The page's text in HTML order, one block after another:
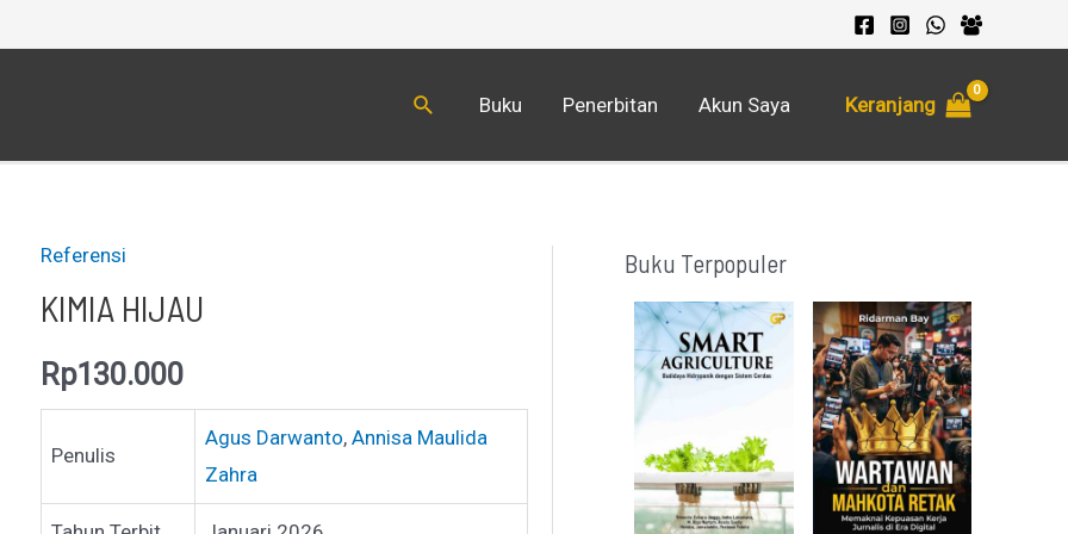
Cari Buku Penerbitan Akun Saya Keranjang
Referensi
KIMIA HIJAU
Rp130.000
Penulis
Agus Darwanto, Annisa Maulida
Zahra
Buku Terpopuler